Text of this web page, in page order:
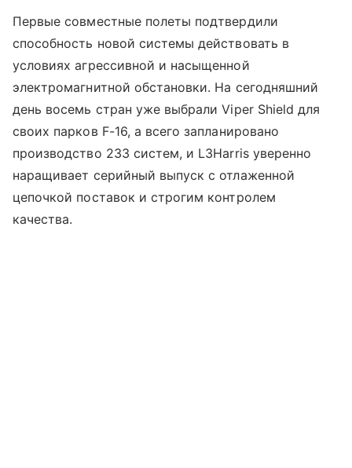
Первые совместные полеты подтвердили
способность новой системы действовать в
условиях агрессивной и насыщенной
электромагнитной обстановки. На сегодняшний
день восемь стран уже выбрали Viper Shield для
своих парков F-16, а всего запланировано
производство 233 систем, и L3Harris уверенно
наращивает серийный выпуск с отлаженной
цепочкой поставок и строгим контролем
качества.